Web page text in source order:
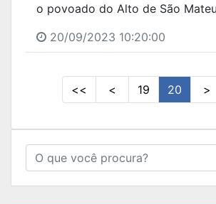
o povoado do Alto de São
20/09/2023 10:20:00
<< < 19 20 >